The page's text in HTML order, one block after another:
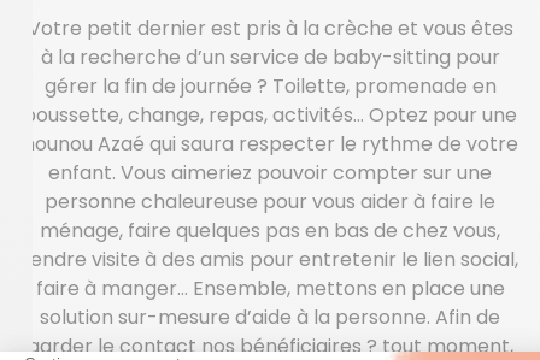
Votre petit dernier est pris à la crèche et vous êtes
à la recherche d’un service de baby-sitting pour
gérer la fin de journée ? Toilette, promenade en
poussette, change, repas, activités… Optez pour une
nounou Azaé qui saura respecter le rythme de votre
enfant. Vous aimeriez pouvoir compter sur une
personne chaleureuse pour vous aider à faire le
ménage, faire quelques pas en bas de chez vous,
rendre visite à des amis pour entretenir le lien social,
faire à manger… Ensemble, mettons en place une
solution sur-mesure d’aide à la personne. Afin de
garder le contact nos bénéficiaires ? tout moment,